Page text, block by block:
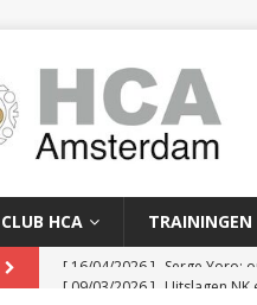
HCA TRAININGEN
[ 09/03/2026 ] Uitslagen